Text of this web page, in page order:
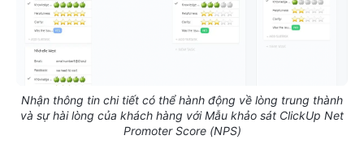
Nhận thông tin chi tiết có thể hành động về lòng trung thành
và sự hài lòng của khách hàng với Mẫu khảo sát ClickUp Net
Promoter Score (NPS)